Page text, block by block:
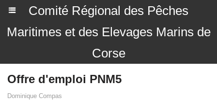
Comité Régional des Pêches
Maritimes et des Elevages Marins de
Corse
Offre d'emploi PNM5
Dominique Compas